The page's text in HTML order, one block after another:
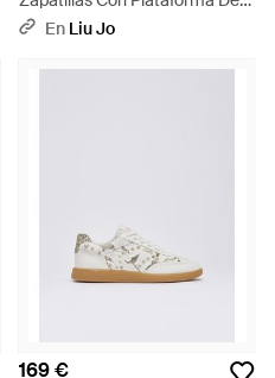
Ante Y Cuero - Multicolor
En Liu Jo
169 €